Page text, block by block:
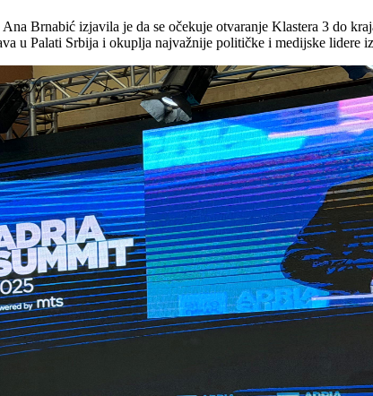
Brnabić izjavila je da se očekuje otvaranje Klastera 3 do
u Palati Srbija i okuplja najvažnije političke i medijske lidere